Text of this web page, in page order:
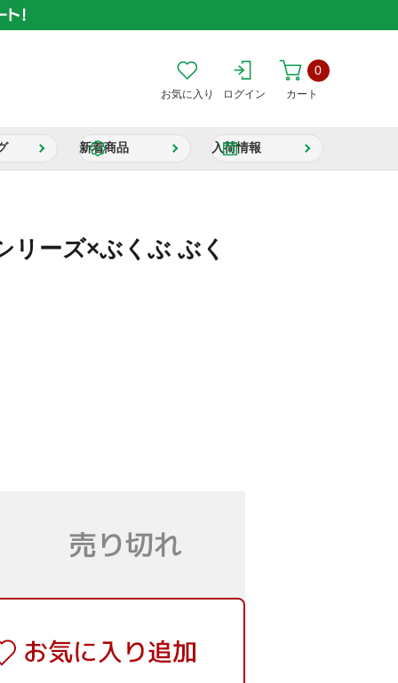
お気に入り ログイン カート
0
新着商品 入荷情報
リーズ×ぶくぶ ぶく